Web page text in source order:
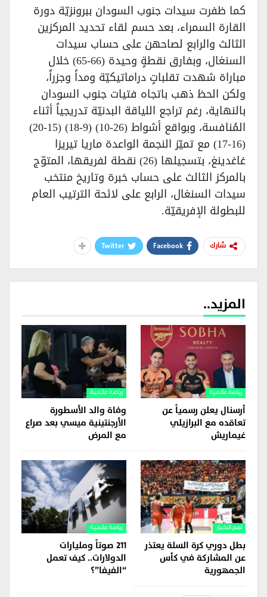
كما ظفرت سيدات جنوب السودان ببرونزيّة دورة
القارة السمراء، بعد حسم لقاء تحديد المركزين
الثالث والرابع لصاحهن على حساب سيدات
السنغال، وبفارق نقطةٍ وحيدة (66-65) خلال
مباراة شهدت تقلباتٍ دراماتيكيّة ومداً وجزراً،
ولكن الحظ ذهب باتجاه فتيات جنوب السودان
بالنهاية، رغم تراجع اللياقة البدنيّة تدريجياً أثناء
المُنافسة، وبواقع أشواط (26-10) (9-18) (15-20)
(16-17) مع تميّز النجمة الواعدة ماريا تيريزا
غاغدينغ، بتسجيلها (26) نقطة لفريقها، المتوّج
بالمركز الثالث على حساب خبرة وتاريخ منتخب
سيدات السنغال، الرابع على لائحة الترتيب العام
للبطولة الإفريقيّة.
شارك Facebook
Twitter
المزيد..
رياضة عالمية
أرسنال يعلن رسمياً عن
تعاقده مع البرازيلي
غيماريش
رياضة عالمية
وفاة والد الأسطورة
الأرجنتينية ميسي بعد صراع
مع المرض
اهم الاخبار
بطل دوري كرة السلة يعتذر
عن المشاركة في كأس
الجمهورية
رياضة عالمية
211 صوتاً ومليارات
الدولارات.. كيف تعمل
“الفيفا”؟